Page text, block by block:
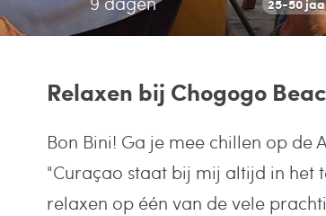
25-50
Relaxen bij Chogogo
Bon Bini! Ga je mee chillen op de
"Curaçao staat bij mij altijd in het
relaxen op één van de vele